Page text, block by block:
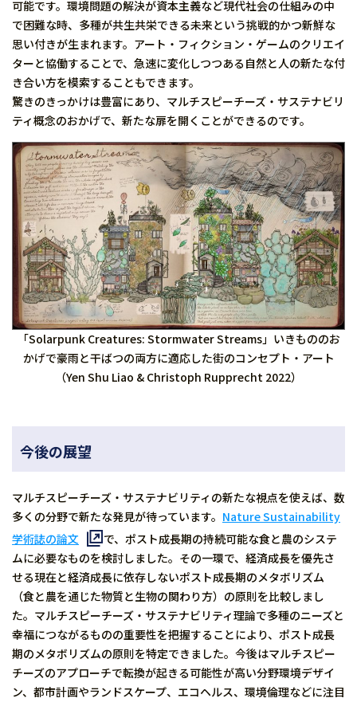
可能です。環境問題の解決が資本主義など現代社会の仕組みの中
で困難な時、多種が共生共栄できる未来という挑戦的かつ新鮮な
思い付きが生まれます。アート・フィクション・ゲームのクリエイ
ターと協働することで、急速に変化しつつある自然と人の新たな付
き合い方を模索することもできます。
驚きのきっかけは豊富にあり、マルチスピーチーズ・サステナビリ
ティ概念のおかげで、新たな扉を開くことができるのです。
「Solarpunk Creatures: Stormwater Streams」いきもののお
かげで豪雨と干ばつの両方に適応した街のコンセプト・アート
（Yen Shu Liao & Christoph Rupprecht 2022）
今後の展望
マルチスピーチーズ・サステナビリティの新たな視点を使えば、数
多くの分野で新たな発見が待っています。 Nature Sustainability
学術誌の論文
で、ポスト成長期の持続可能な食と農のシステ
ムに必要なものを検討しました。その一環で、経済成長を優先さ
せる現在と経済成長に依存しないポスト成長期のメタボリズム
（食と農を通じた物質と生物の関わり方）の原則を比較しまし
た。マルチスピーチーズ・サステナビリティ理論で多種のニーズと
幸福につながるものの重要性を把握することにより、ポスト成長
期のメタボリズムの原則を特定できました。今後はマルチスピー
チーズのアプローチで転換が起きる可能性が高い分野環境デザイ
ン、都市計画やランドスケープ、エコヘルス、環境倫理などに注目